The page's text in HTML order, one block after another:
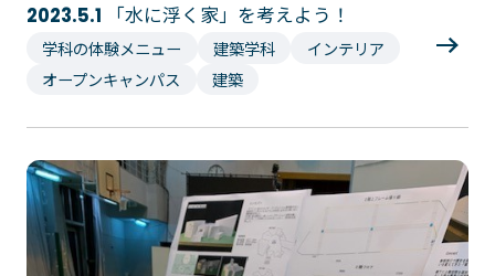
2023.5.1 「水に浮く家」を考えよう！
学科の体験メニュー 建築学科
インテリア
オープンキャンパス
建築